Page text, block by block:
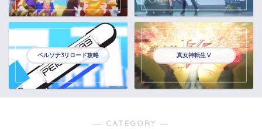
ペルソナ3リロード攻略 真女神転生Ⅴ
― CATEGORY ―